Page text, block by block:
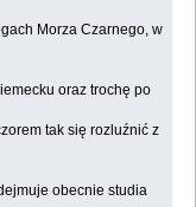
Morza Czarnego, w
oraz trochę po
tak się rozluźnić z
obecnie studia